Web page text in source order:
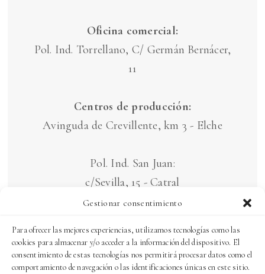
Gestionar consentimiento
Para ofrecer las mejores experiencias, utilizamos tecnologías como las
cookies para almacenar y/o acceder a la información del dispositivo. El
consentimiento de estas tecnologías nos permitirá procesar datos como el
comportamiento de navegación o las identificaciones únicas en este sitio.
Oficina comercial:
Pol. Ind. Torrellano, C/ Germán Bernácer,
11
Centros de producción:
Avinguda de Crevillente, km 3 - Elche
Pol. Ind. San Juan:
c/Sevilla, 15 - Catral
c/ Barcelona, 7 - Catral
AVISO LEGAL Y POLÍTICA DE
PRIVACIDAD